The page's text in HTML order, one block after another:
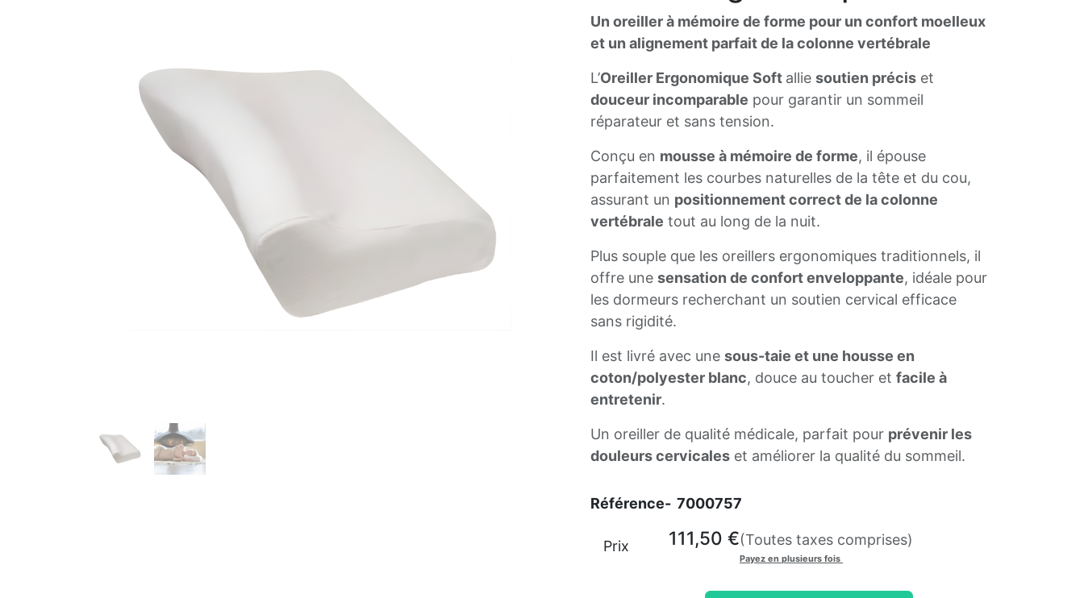
Un oreiller à mémoire de forme pour un confort moelleux
et un alignement parfait de la colonne vertébrale
L’Oreiller Ergonomique Soft allie soutien précis et
douceur incomparable pour garantir un sommeil
réparateur et sans tension.
Conçu en mousse à mémoire de forme, il épouse
parfaitement les courbes naturelles de la tête et du cou,
assurant un positionnement correct de la colonne
vertébrale tout au long de la nuit.
Plus souple que les oreillers ergonomiques traditionnels, il
offre une sensation de confort enveloppante, idéale pour
les dormeurs recherchant un soutien cervical efficace
sans rigidité.
Il est livré avec une sous-taie et une housse en
coton/polyester blanc, douce au toucher et facile à
entretenir.
Un oreiller de qualité médicale, parfait pour prévenir les
douleurs cervicales et améliorer la qualité du sommeil.
Référence- 7000757
Prix 111,50 €(Toutes taxes comprises)
Payez en plusieurs fois